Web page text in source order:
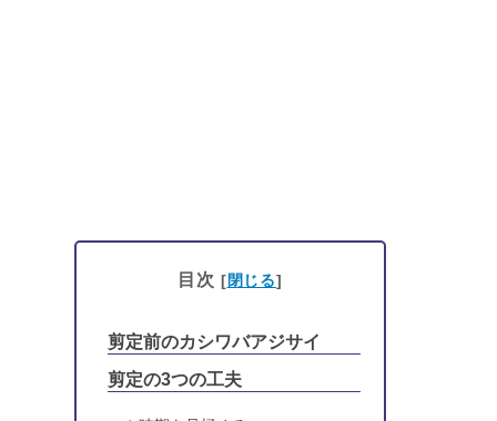
目次 [ 閉じる]
剪定前のカシワバアジサイ
剪定の3つの工夫